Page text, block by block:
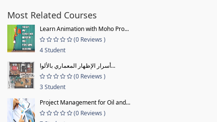
Most Related Courses
Learn Animation with Moho Pro...
(0 Reviews )
4 Student
أسرار الإظهار المعماري بالألوا...
(0 Reviews )
3 Student
Project Management for Oil and...
(0 Reviews )